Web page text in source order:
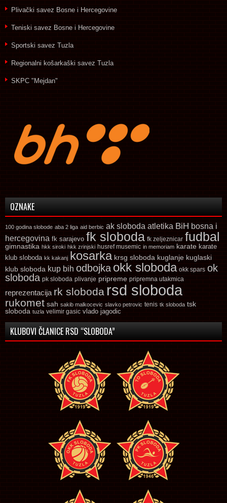
Plivački savez Bosne i Hercegovine
Teniski savez Bosne i Hercegovine
Sportski savez Tuzla
Regionalni košarkaški savez Tuzla
SKPC "Mejdan"
OZNAKE
100 godina slobode aba 2 liga aid berbic ak sloboda atletika BiH bosna i
hercegovina fk sarajevo fk sloboda fk zeljeznicar fudbal
gimnastika hkk siroki hkk zrinjski husref musemic in memoriam karate karate
klub sloboda kk kakanj kosarka krsg sloboda kuglanje kuglaski
klub sloboda kup bih odbojka okk sloboda okk spars ok
sloboda pk sloboda plivanje pripreme pripremna utakmica
reprezentacija rk sloboda rsd sloboda
rukomet sah sakib malkocevic slavko petrovic tenis tk sloboda tsk
sloboda tuzla velimir gasic vlado jagodic
KLUBOVI ČLANICE RSD “SLOBODA”